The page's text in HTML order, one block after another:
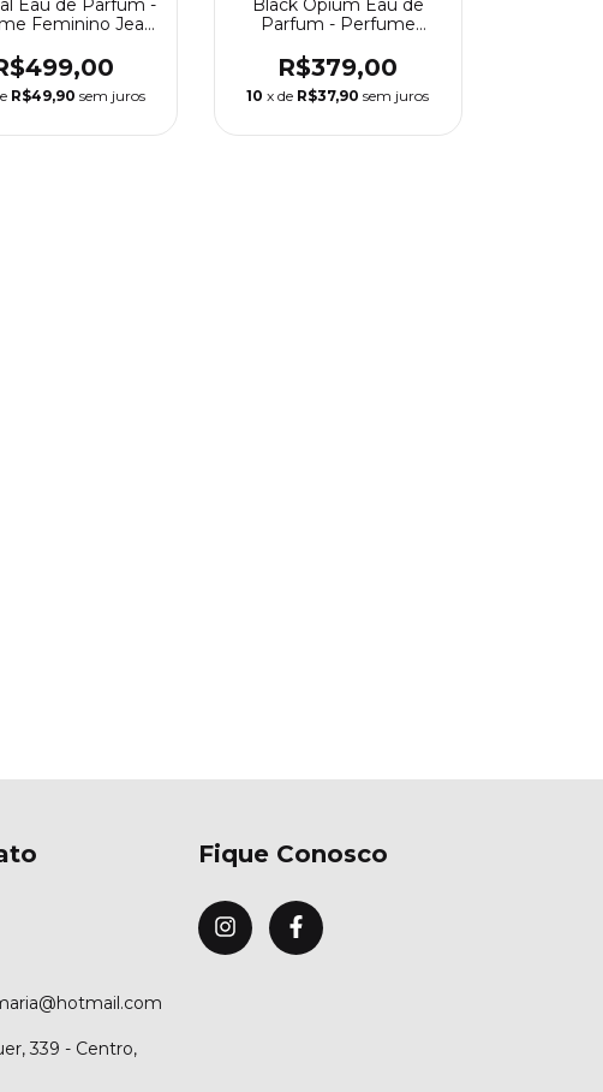
Feminino Jean
R$49,90 sem juros
Parfum - Perfume
Laurent
R$379,00
10 x de R$37,90 sem juros
339 - Centro,
Fique Conosco